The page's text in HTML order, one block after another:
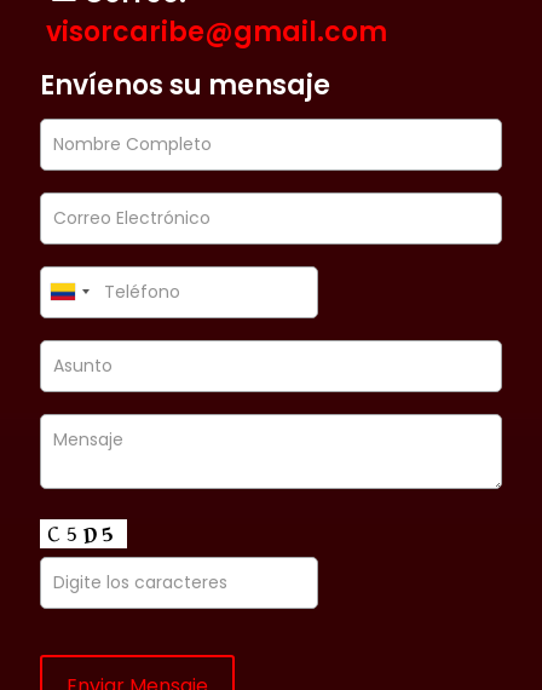
visorcaribe@gmail.com
Envíenos su mensaje